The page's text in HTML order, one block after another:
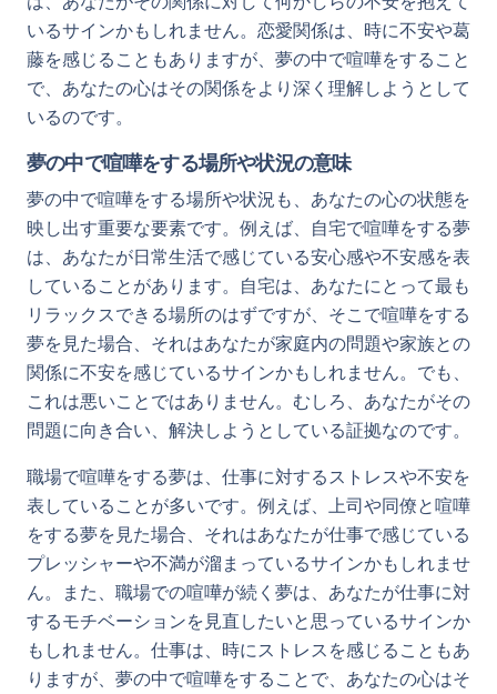
いるサインかもしれません。恋愛関係は、時に不安や葛
藤を感じることもありますが、夢の中で喧嘩をすること
で、あなたの心はその関係をより深く理解しようとして
いるのです。
夢の中で喧嘩をする場所や状況の意味
夢の中で喧嘩をする場所や状況も、あなたの心の状態を
映し出す重要な要素です。例えば、自宅で喧嘩をする夢
は、あなたが日常生活で感じている安心感や不安感を表
していることがあります。自宅は、あなたにとって最も
リラックスできる場所のはずですが、そこで喧嘩をする
夢を見た場合、それはあなたが家庭内の問題や家族との
関係に不安を感じているサインかもしれません。でも、
これは悪いことではありません。むしろ、あなたがその
問題に向き合い、解決しようとしている証拠なのです。
職場で喧嘩をする夢は、仕事に対するストレスや不安を
表していることが多いです。例えば、上司や同僚と喧嘩
をする夢を見た場合、それはあなたが仕事で感じている
プレッシャーや不満が溜まっているサインかもしれませ
ん。また、職場での喧嘩が続く夢は、あなたが仕事に対
するモチベーションを見直したいと思っているサインか
もしれません。仕事は、時にストレスを感じることもあ
りますが、夢の中で喧嘩をすることで、あなたの心はそ